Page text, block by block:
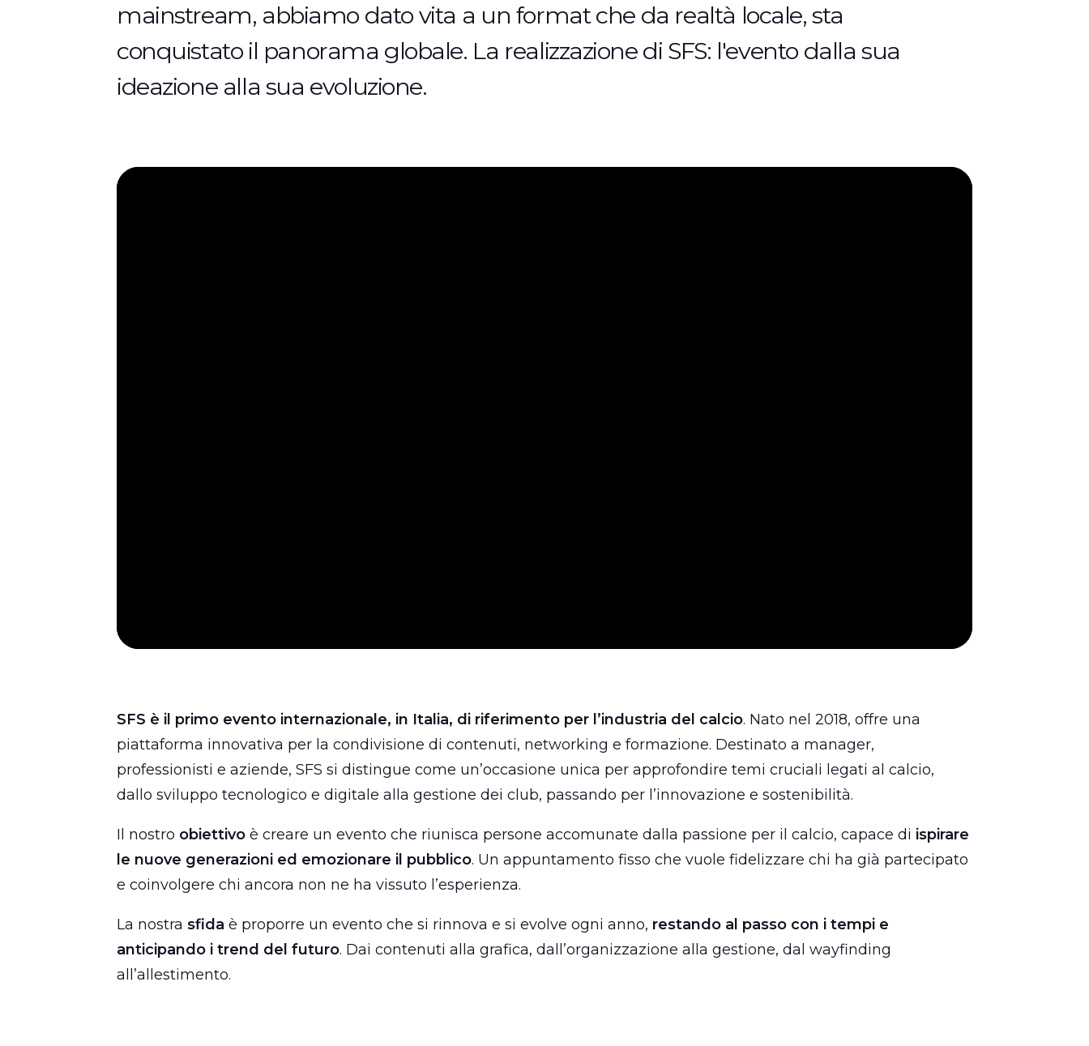
mainstream, abbiamo dato vita a un format che da realtà locale, sta
conquistato il panorama globale. La realizzazione di SFS: l'evento dalla sua
ideazione alla sua evoluzione.
SFS è il primo evento internazionale, in Italia, di riferimento per l’industria del calcio. Nato nel 2018, offre una
piattaforma innovativa per la condivisione di contenuti, networking e formazione. Destinato a manager,
professionisti e aziende, SFS si distingue come un’occasione unica per approfondire temi cruciali legati al calcio,
dallo sviluppo tecnologico e digitale alla gestione dei club, passando per l’innovazione e sostenibilità.
Il nostro obiettivo è creare un evento che riunisca persone accomunate dalla passione per il calcio, capace di ispirare
le nuove generazioni ed emozionare il pubblico. Un appuntamento fisso che vuole fidelizzare chi ha già partecipato
e coinvolgere chi ancora non ne ha vissuto l’esperienza.
La nostra sfida è proporre un evento che si rinnova e si evolve ogni anno, restando al passo con i tempi e
anticipando i trend del futuro. Dai contenuti alla grafica, dall’organizzazione alla gestione, dal wayfinding
all’allestimento.